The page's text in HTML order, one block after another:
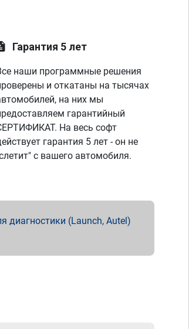
Гарантия 5 лет
наши программные решения
и откатаны на тысячах
на них мы
гарантийный
На весь софт
гарантия 5 лет - он не
с вашего автомобиля.
диагностики (Launch, Autel)